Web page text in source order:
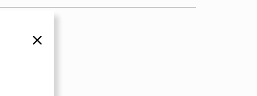
סגור